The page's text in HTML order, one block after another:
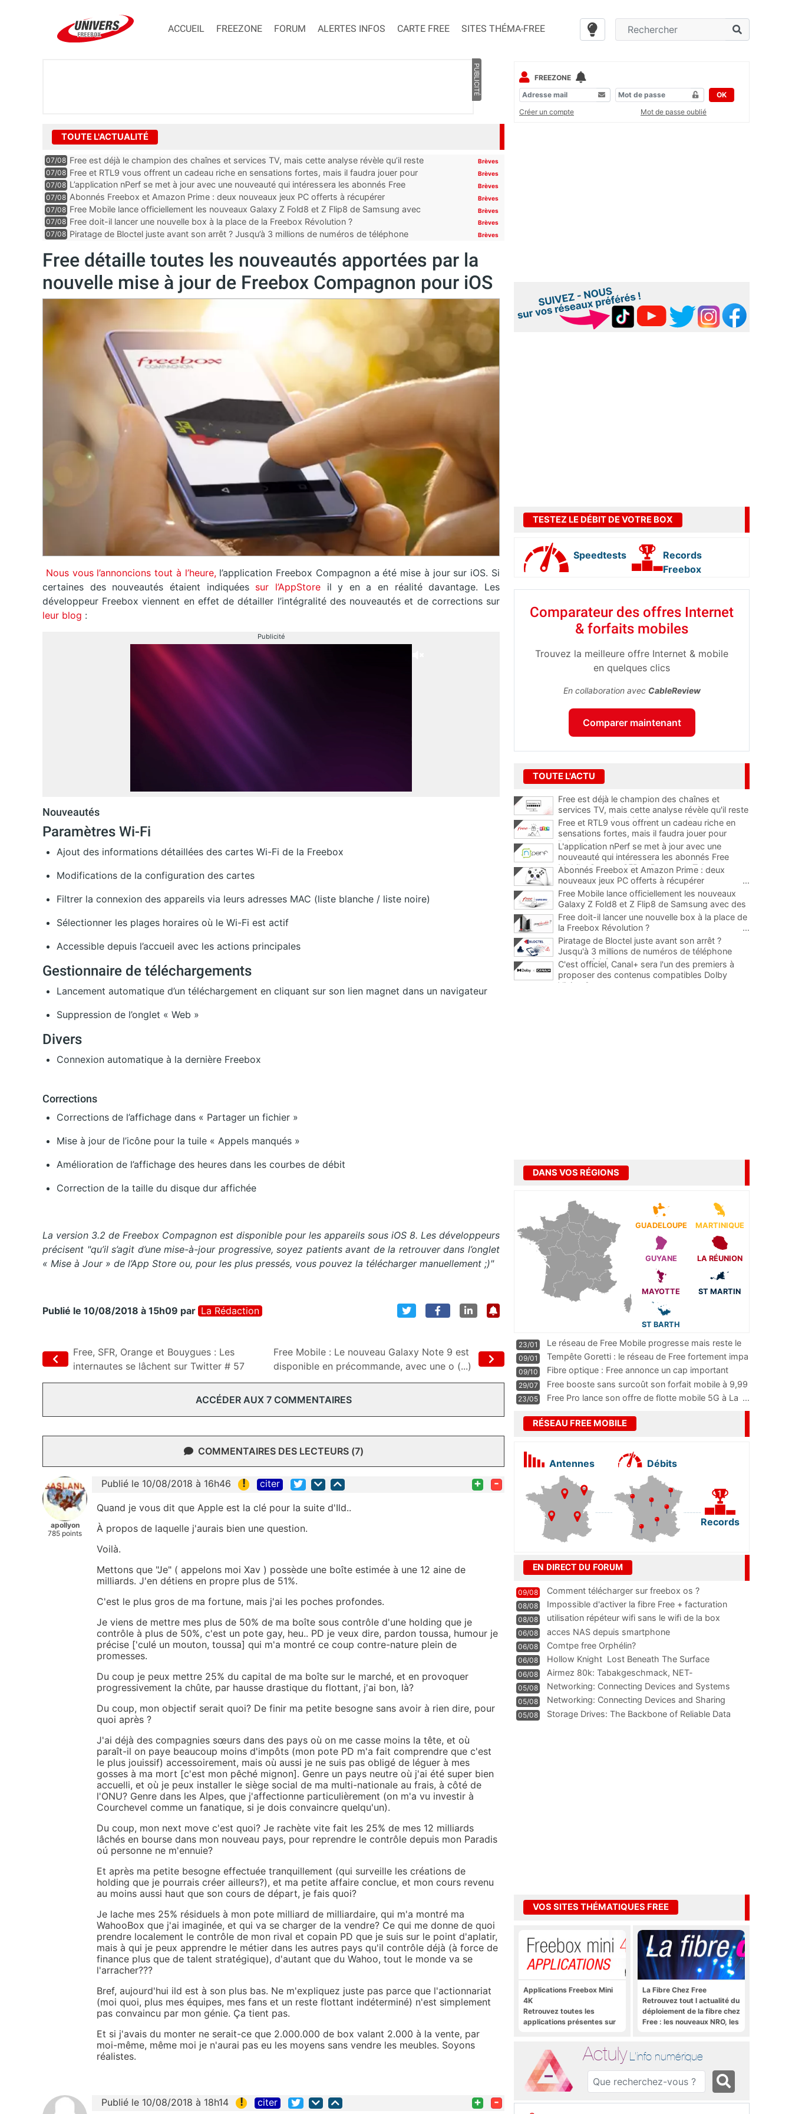
ACCUEIL FREEZONE FORUM ALERTES INFOS CARTE FREE SITES THÉMA-FREE
PUBLICITÉ
TOUTE L'ACTUALITÉ
07/08 Free est déjà le champion des chaînes et services TV, mais cette analyse révèle qu’il reste
encore au moin...
Brèves
07/08 Free et RTL9 vous offrent un cadeau riche en sensations fortes, mais il faudra jouer pour
l’obtenir
Brèves
07/08 L’application nPerf se met à jour avec une nouveauté qui intéressera les abonnés Free
Mobile, Orange, SFR ...
Brèves
07/08 Abonnés Freebox et Amazon Prime : deux nouveaux jeux PC offerts à récupérer Brèves
07/08 Free Mobile lance officiellement les nouveaux Galaxy Z Fold8 et Z Flip8 de Samsung avec
des promos et des cadeaux
Brèves
07/08 Free doit-il lancer une nouvelle box à la place de la Freebox Révolution ? Brèves
07/08 Piratage de Bloctel juste avant son arrêt ? Jusqu’à 3 millions de numéros de téléphone
Brèves
Free détaille toutes les nouveautés apportées par la
nouvelle mise à jour de Freebox Compagnon pour iOS
Nous vous l’annoncions tout à l’heure,l’application Freebox Compagnon a été mise à jour sur iOS. Si
certaines des nouveautés étaient indiquées sur l’AppStore il y en a en réalité davantage. Les
développeur Freebox viennent en effet de détailler l’intégralité des nouveautés et de corrections sur
leur blog :
Publicité
Nouveautés
Paramètres Wi-Fi
Ajout des informations détaillées des cartes Wi-Fi de la Freebox
Modifications de la configuration des cartes
Filtrer la connexion des appareils via leurs adresses MAC (liste blanche / liste noire)
Sélectionner les plages horaires où le Wi-Fi est actif
Accessible depuis l’accueil avec les actions principales
Gestionnaire de téléchargements
Lancement automatique d’un téléchargement en cliquant sur son lien magnet dans un navigateur
Suppression de l’onglet « Web »
Divers
Connexion automatique à la dernière Freebox
Corrections
Corrections de l’affichage dans « Partager un fichier »
Mise à jour de l’icône pour la tuile « Appels manqués »
Amélioration de l’affichage des heures dans les courbes de débit
Correction de la taille du disque dur affichée
La version 3.2 de Freebox Compagnon est disponible pour les appareils sous iOS 8. Les développeurs
précisent "qu’il s’agit d’une mise-à-jour progressive, soyez patients avant de la retrouver dans l’onglet
« Mise à Jour » de l’App Store ou, pour les plus pressés, vous pouvez la télécharger manuellement ;)"
Publié le 10/08/2018 à 15h09 par La Rédaction
Free, SFR, Orange et Bouygues : Les
internautes se lâchent sur Twitter # 57
Free Mobile : Le nouveau Galaxy Note 9 est
disponible en précommande, avec une o (...)
ACCÉDER AUX 7 COMMENTAIRES
COMMENTAIRES DES LECTEURS (7)
apollyon
785 points
Publié le 10/08/2018 à 16h46 ! citer + -
Quand je vous dit que Apple est la clé pour la suite d'Ild..
À propos de laquelle j'aurais bien une question.
Voilà.
Mettons que "Je" ( appelons moi Xav ) possède une boîte estimée à une 12 aine de
milliards. J'en détiens en propre plus de 51%.
C'est le plus gros de ma fortune, mais j'ai les poches profondes.
Je viens de mettre mes plus de 50% de ma boîte sous contrôle d'une holding que je
contrôle à plus de 50%, c'est un pote gay, heu.. PD je veux dire, pardon toussa, humour je
précise ['culé un mouton, toussa] qui m'a montré ce coup contre-nature plein de
promesses.
Du coup je peux mettre 25% du capital de ma boîte sur le marché, et en provoquer
progressivement la chûte, par hausse drastique du flottant, j'ai bon, là?
Du coup, mon objectif serait quoi? De finir ma petite besogne sans avoir à rien dire, pour
quoi après ?
J'ai déjà des compagnies sœurs dans des pays où on me casse moins la tête, et où
paraît-il on paye beaucoup moins d'impôts (mon pote PD m'a fait comprendre que c'est
le plus jouissif) accessoirement, mais où aussi je ne suis pas obligé de léguer à mes
gosses à ma mort [c'est mon pêché mignon]. Genre un pays neutre où j'ai été super bien
accuelli, et où je peux installer le siège social de ma multi-nationale au frais, à côté de
l'ONU? Genre dans les Alpes, que j'affectionne particulièrement (on m'a vu investir à
Courchevel comme un fanatique, si je dois convaincre quelqu'un).
Du coup, mon next move c'est quoi? Je rachète vite fait les 25% de mes 12 milliards
lâchés en bourse dans mon nouveau pays, pour reprendre le contrôle depuis mon Paradis
oú personne ne m'ennuie?
Et après ma petite besogne effectuée tranquillement (qui surveille les créations de
holding que je pourrais créer ailleurs?), et ma petite affaire conclue, et mon cours revenu
au moins aussi haut que son cours de départ, je fais quoi?
Je lache mes 25% résiduels à mon pote milliard de milliardaire, qui m'a montré ma
WahooBox que j'ai imaginée, et qui va se charger de la vendre? Ce qui me donne de quoi
prendre localement le contrôle de mon rival et copain PD que je suis sur le point d'aplatir,
mais à qui je peux apprendre le métier dans les autres pays qu'il contrôle déjà (à force de
finance plus que de talent stratégique), d'autant que du Wahoo, tout le monde va se
l'arracher???
Bref, aujourd'hui ild est à son plus bas. Ne m'expliquez juste pas parce que l'actionnariat
(moi quoi, plus mes équipes, mes fans et un reste flottant indéterminé) n'est simplement
pas convaincu par mon génie. Ça tient pas.
Et si j'avais du monter ne serait-ce que 2.000.000 de box valant 2.000 à la vente, par
moi-même, même moi je n'aurai pas eu les moyens sans vendre les meubles. Soyons
réalistes.
Publié le 10/08/2018 à 18h14 ! citer + -
FREEZONE
OK
Créer un compte
Mot de passe oublié
TESTEZ LE DÉBIT DE VOTRE BOX
Speedtests
Records
Freebox
Comparateur des offres Internet
& forfaits mobiles
Trouvez la meilleure offre Internet & mobile
en quelques clics
En collaboration avec CableReview
Comparer maintenant
TOUTE L'ACTU
Free est déjà le champion des chaînes et
services TV, mais cette analyse révèle qu'il reste
encore au moins 141 ajouts possibles
Free et RTL9 vous offrent un cadeau riche en
sensations fortes, mais il faudra jouer pour
l'obtenir
L'application nPerf se met à jour avec une
nouveauté qui intéressera les abonnés Free
Mobile, Orange, SFR et Bouygues Telecom
Abonnés Freebox et Amazon Prime : deux
nouveaux jeux PC offerts à récupérer
...
Free Mobile lance officiellement les nouveaux
Galaxy Z Fold8 et Z Flip8 de Samsung avec des
promos et des cadeaux
...
Free doit-il lancer une nouvelle box à la place de
la Freebox Révolution ?
...
Piratage de Bloctel juste avant son arrêt ?
Jusqu'à 3 millions de numéros de téléphone
auraient fuité
C'est officiel, Canal+ sera l'un des premiers à
proposer des contenus compatibles Dolby
Vision 2
DANS VOS RÉGIONS
GUADELOUPE MARTINIQUE
GUYANE LA RÉUNION
MAYOTTE ST MARTIN
ST BARTH
23/01
Le réseau de Free Mobile progresse mais reste le
m
...
09/01
Tempête Goretti : le réseau de Free fortement impa
09/10
Fibre optique : Free annonce un cap important
pass
...
29/07
Free booste sans surcoût son forfait mobile à 9,99
23/05 Free Pro lance son offre de flotte mobile 5G à La ...
RÉSEAU FREE MOBILE
Antennes Débits
Records
EN DIRECT DU FORUM
09/08 Comment télécharger sur freebox os ?
08/08
Impossible d'activer la fibre Free + facturation
résiliation
08/08 utilisation répéteur wifi sans le wifi de la box
06/08 acces NAS depuis smartphone
06/08 Comtpe free Orphélin?
06/08 Hollow Knight  Lost Beneath The Surface
06/08
Airmez 80k: Tabakgeschmack, NET-
Technologie und Leistung im
05/08 Networking: Connecting Devices and Systems
05/08
Networking: Connecting Devices and Sharing
Information
05/08
Storage Drives: The Backbone of Reliable Data
VOS SITES THÉMATIQUES FREE
Applications Freebox Mini
4K
Retrouvez toutes les
applications présentes sur
La Fibre Chez Free
Retrouvez tout l actualité du
déploiement de la fibre chez
Free : les nouveaux NRO, les
Actuly L'info numérique